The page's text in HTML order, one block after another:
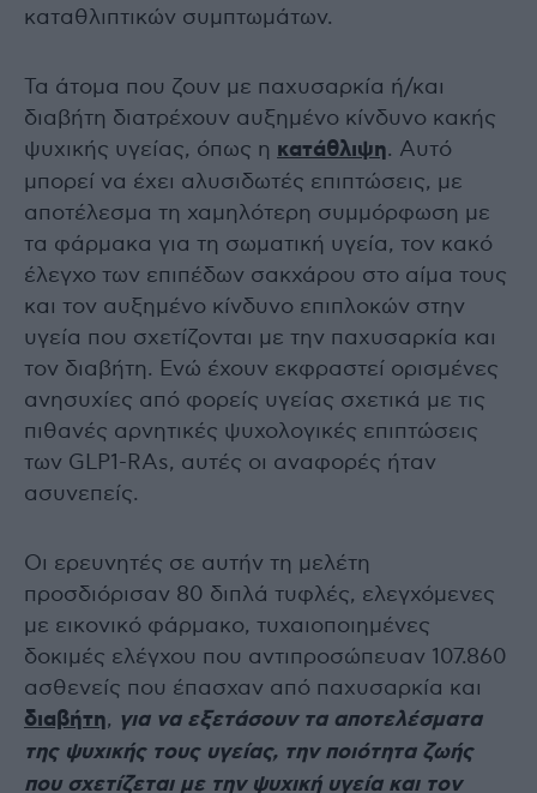
καταθλιπτικών συμπτωμάτων.
Τα άτομα που ζουν με παχυσαρκία ή/και
διαβήτη διατρέχουν αυξημένο κίνδυνο κακής
ψυχικής υγείας, όπως η κατάθλιψη. Αυτό
μπορεί να έχει αλυσιδωτές επιπτώσεις, με
αποτέλεσμα τη χαμηλότερη συμμόρφωση με
τα φάρμακα για τη σωματική υγεία, τον κακό
έλεγχο των επιπέδων σακχάρου στο αίμα τους
και τον αυξημένο κίνδυνο επιπλοκών στην
υγεία που σχετίζονται με την παχυσαρκία και
τον διαβήτη. Ενώ έχουν εκφραστεί ορισμένες
ανησυχίες από φορείς υγείας σχετικά με τις
πιθανές αρνητικές ψυχολογικές επιπτώσεις
των GLP1-RAs, αυτές οι αναφορές ήταν
ασυνεπείς.
Οι ερευνητές σε αυτήν τη μελέτη
προσδιόρισαν 80 διπλά τυφλές, ελεγχόμενες
με εικονικό φάρμακο, τυχαιοποιημένες
δοκιμές ελέγχου που αντιπροσώπευαν 107.860
ασθενείς που έπασχαν από παχυσαρκία και
διαβήτη, για να εξετάσουν τα αποτελέσματα
της ψυχικής τους υγείας, την ποιότητα ζωής
που σχετίζεται με την ψυχική υγεία και τον